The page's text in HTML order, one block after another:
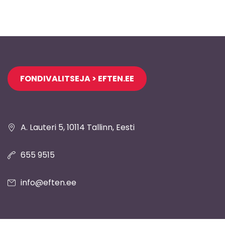
Jaluse
navigatsioon
A. Lauteri 5, 10114 Tallinn, Eesti
FONDIVALITSEJA > EFTEN.EE
655 9515
info@eften.ee